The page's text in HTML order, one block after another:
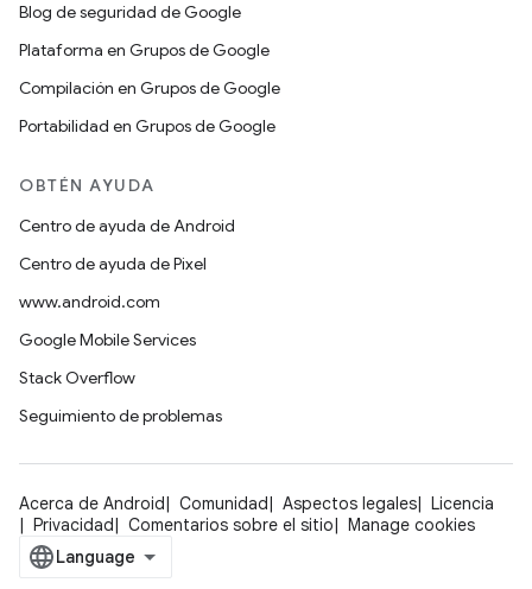
Blog de seguridad de Google
Plataforma en Grupos de Google
Compilación en Grupos de Google
Portabilidad en Grupos de Google
OBTÉN AYUDA
Centro de ayuda de Android
Centro de ayuda de Pixel
www.android.com
Google Mobile Services
Stack Overflow
Seguimiento de problemas
Acerca de Android Comunidad Aspectos legales
Licencia
Privacidad
Comentarios sobre el sitio Manage cookies